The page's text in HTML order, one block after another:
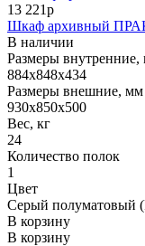
13 221р
Шкаф архивный
В наличии
Размеры
884x848x434
Размеры внешние,
930x850x500
Вес, кг
24
Количество полок
1
Цвет
Серый полуматовый
В корзину
В корзину